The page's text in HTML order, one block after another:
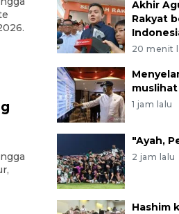
Akhir
Rakyat
20 menit
1 jam lalu
"Ayah,
2 jam lalu
Hashim